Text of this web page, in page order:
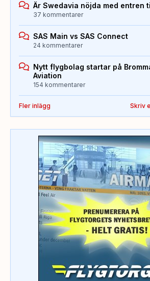
Är Swedavia nöjda med entren
37 kommentarer
SAS Main vs SAS Connect
24 kommentarer
Nytt flygbolag startar på
Aviation
154 kommentarer
Fler inlägg Skriv